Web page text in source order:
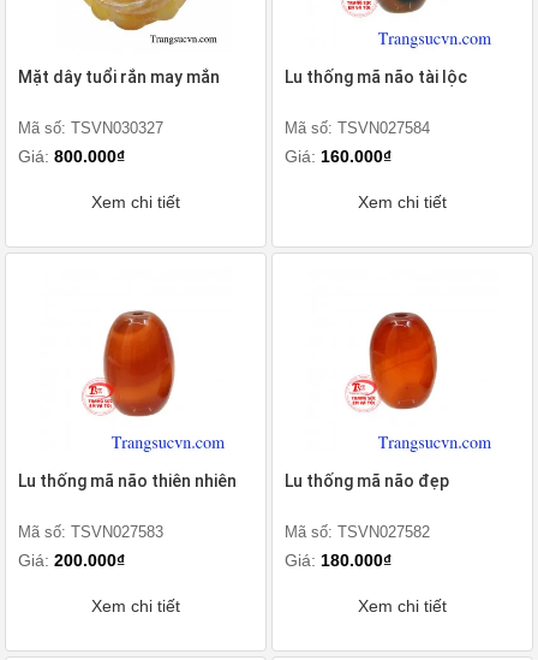
Mặt dây tuổi rắn may mắn
Mã số: TSVN030327
Giá: 800.000₫
Xem chi tiết
Lu thống mã não tài lộc
Mã số: TSVN027584
Giá: 160.000₫
Xem chi tiết
Lu thống mã não thiên nhiên
Mã số: TSVN027583
Giá: 200.000₫
Xem chi tiết
Lu thống mã não đẹp
Mã số: TSVN027582
Giá: 180.000₫
Xem chi tiết